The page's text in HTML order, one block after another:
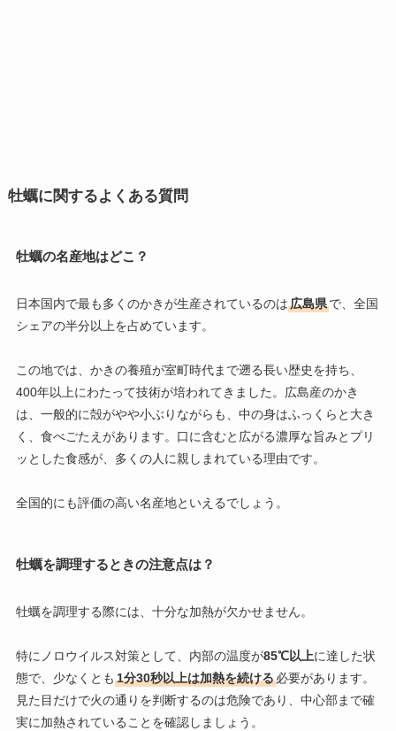
牡蠣に関するよくある質問
牡蠣の名産地はどこ？
日本国内で最も多くのかきが生産されているのは広島県で、全国
シェアの半分以上を占めています。
この地では、かきの養殖が室町時代まで遡る長い歴史を持ち、
400年以上にわたって技術が培われてきました。広島産のかき
は、一般的に殻がやや小ぶりながらも、中の身はふっくらと大き
く、食べごたえがあります。口に含むと広がる濃厚な旨みとプリ
ッとした食感が、多くの人に親しまれている理由です。
全国的にも評価の高い名産地といえるでしょう。
牡蠣を調理するときの注意点は？
牡蠣を調理する際には、十分な加熱が欠かせません。
特にノロウイルス対策として、内部の温度が85℃以上に達した状
態で、少なくとも 1分30秒以上は加熱を続ける必要があります。
見た目だけで火の通りを判断するのは危険であり、中心部まで確
実に加熱されていることを確認しましょう。